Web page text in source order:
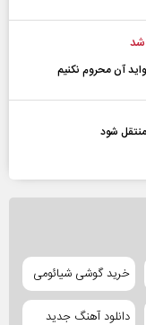
شد
آن محروم نکنیم
شود
خرید گوشی شیائومی
دانلود آهنگ جدید